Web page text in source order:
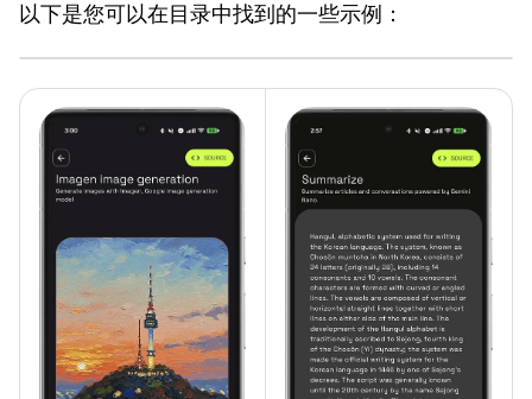
以下是您可以在目录中找到的一些示例：